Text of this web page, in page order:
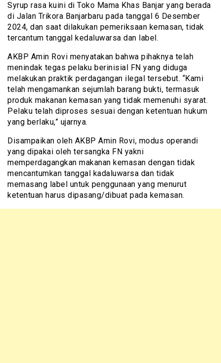
Syrup rasa kuini di Toko Mama Khas Banjar yang berada
di Jalan Trikora Banjarbaru pada tanggal 6 Desember
2024, dan saat dilakukan pemeriksaan kemasan, tidak
tercantum tanggal kedaluwarsa dan label.
AKBP Amin Rovi menyatakan bahwa pihaknya telah
menindak tegas pelaku berinisial FN yang diduga
melakukan praktik perdagangan ilegal tersebut. “Kami
telah mengamankan sejumlah barang bukti, termasuk
produk makanan kemasan yang tidak memenuhi syarat.
Pelaku telah diproses sesuai dengan ketentuan hukum
yang berlaku,” ujarnya.
Disampaikan oleh AKBP Amin Rovi, modus operandi
yang dipakai oleh tersangka FN yakni
memperdagangkan makanan kemasan dengan tidak
mencantumkan tanggal kadaluwarsa dan tidak
memasang label untuk penggunaan yang menurut
ketentuan harus dipasang/dibuat pada kemasan.